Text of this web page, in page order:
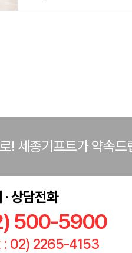
! 세종기프트가 약속드
· 상담전화
500-5900
: 02) 2265-4153